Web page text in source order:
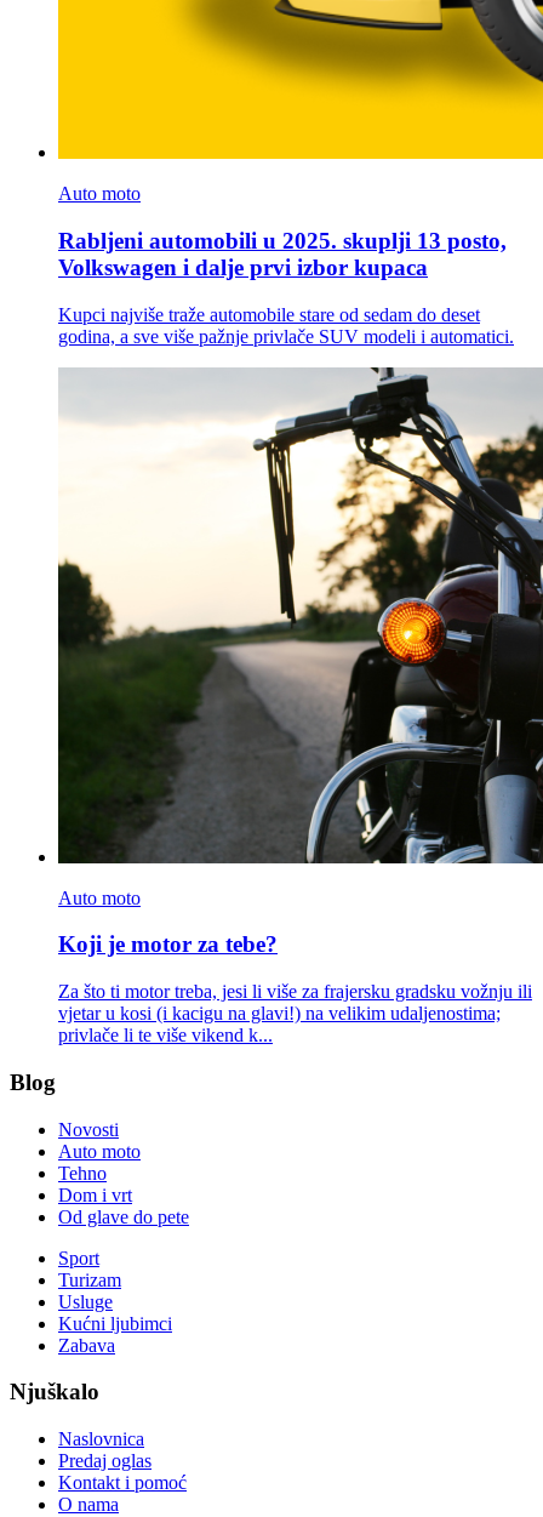
Auto moto
Rabljeni automobili u 2025. skuplji 13 posto,
Volkswagen i dalje prvi izbor kupaca
Kupci najviše traže automobile stare od sedam do deset
godina, a sve više pažnje privlače SUV modeli i automatici.
Auto moto
Koji je motor za tebe?
Za što ti motor treba, jesi li više za frajersku gradsku vožnju ili
vjetar u kosi (i kacigu na glavi!) na velikim udaljenostima;
privlače li te više vikend k...
Blog
Novosti
Auto moto
Tehno
Dom i vrt
Od glave do pete
Sport
Turizam
Usluge
Kućni ljubimci
Zabava
Njuškalo
Naslovnica
Predaj oglas
Kontakt i pomoć
O nama